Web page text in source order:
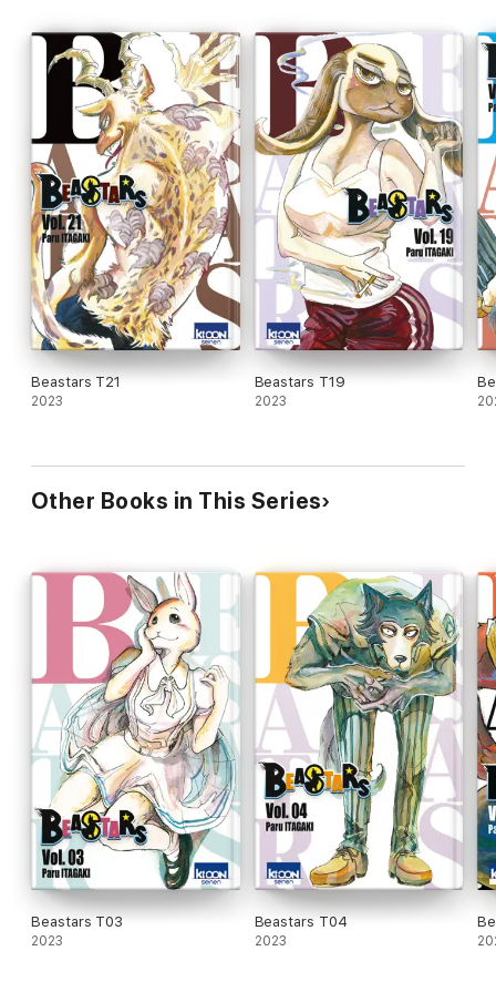
Beastars T21
2023
Beastars T19
2023
Other Books in This Series
Beastars T03
2023
Beastars T04
2023